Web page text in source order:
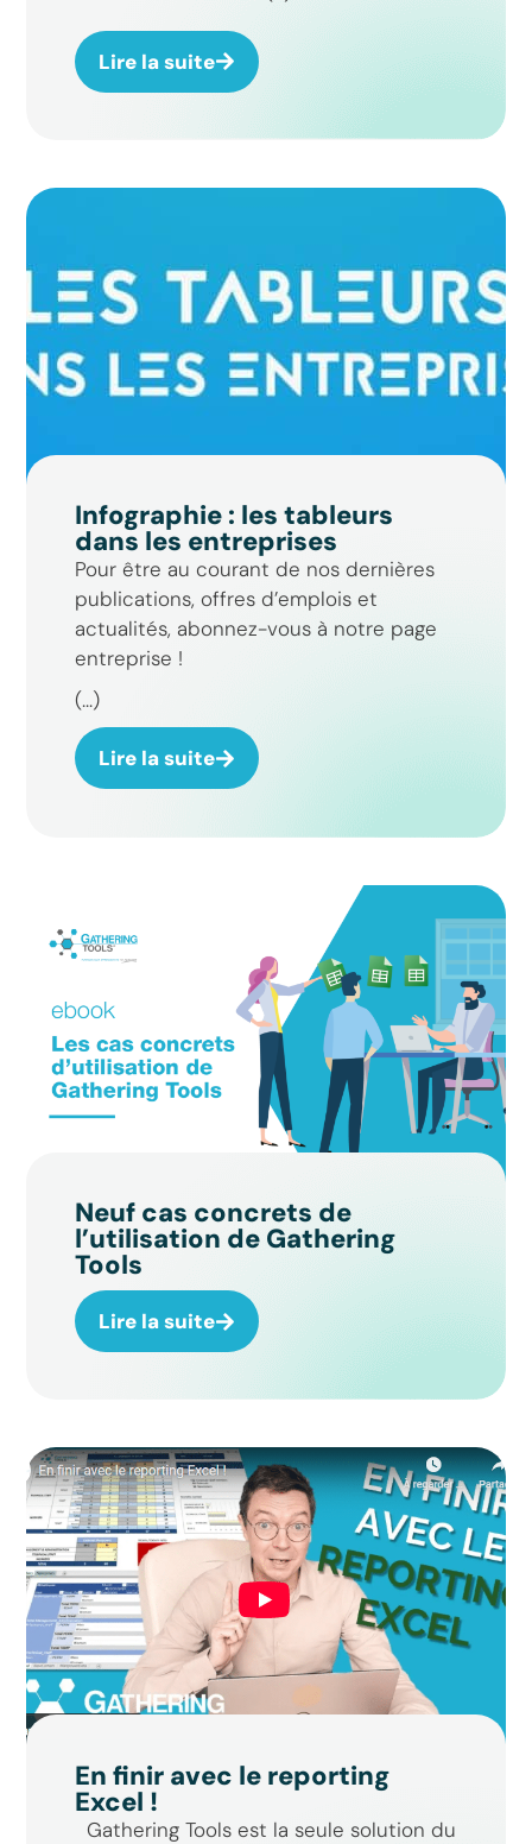
Lire la suite
Infographie : les tableurs
dans les entreprises
Pour être au courant de nos dernières
publications, offres d’emplois et
actualités, abonnez-vous à notre page
entreprise !
(...)
Lire la suite
Neuf cas concrets de
l’utilisation de Gathering
Tools
Lire la suite
En finir avec le reporting
Excel !
Gathering Tools est la seule solution du